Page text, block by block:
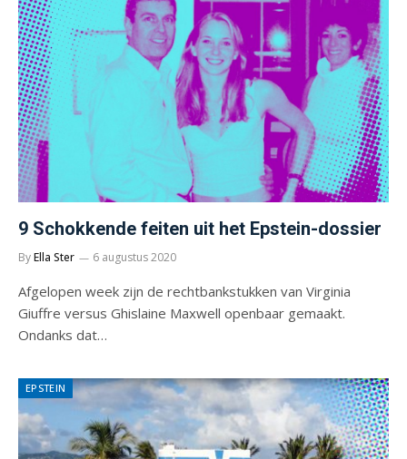
9 Schokkende feiten uit het Epstein-dossier
ByElla Ster 6 augustus 2020
Afgelopen week zijn de rechtbankstukken van Virginia
Giuffre versus Ghislaine Maxwell openbaar gemaakt.
Ondanks dat…
EPSTEIN